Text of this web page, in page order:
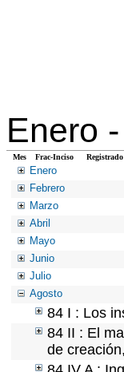
Enero -
Mes Frac-Inciso Registrado
Enero
Febrero
Marzo
Abril
Mayo
Junio
Julio
Agosto
84 I : Los
84 II : El
de